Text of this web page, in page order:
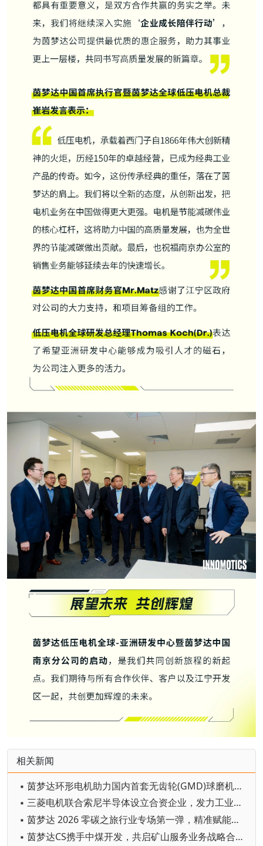
相关新闻
▪ 茵梦达环形电机助力国内首套无齿轮(GMD)球磨机在巨龙铜业顺利投产
▪ 三菱电机联合索尼半导体设立合资企业，发力工业AI视觉传感器赛道
▪ 茵梦达 2026 零碳之旅行业专场第一弹，精准赋能线缆塑机行业绿色转型
▪ 茵梦达CS携手中煤开发，共启矿山服务业务战略合作新篇章